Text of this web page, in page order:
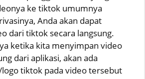
ke tiktok umumnya
Anda akan dapat
dari tiktok secara langsung.
ketika kita menyimpan video
dari aplikasi, akan ada
tiktok pada video tersebut